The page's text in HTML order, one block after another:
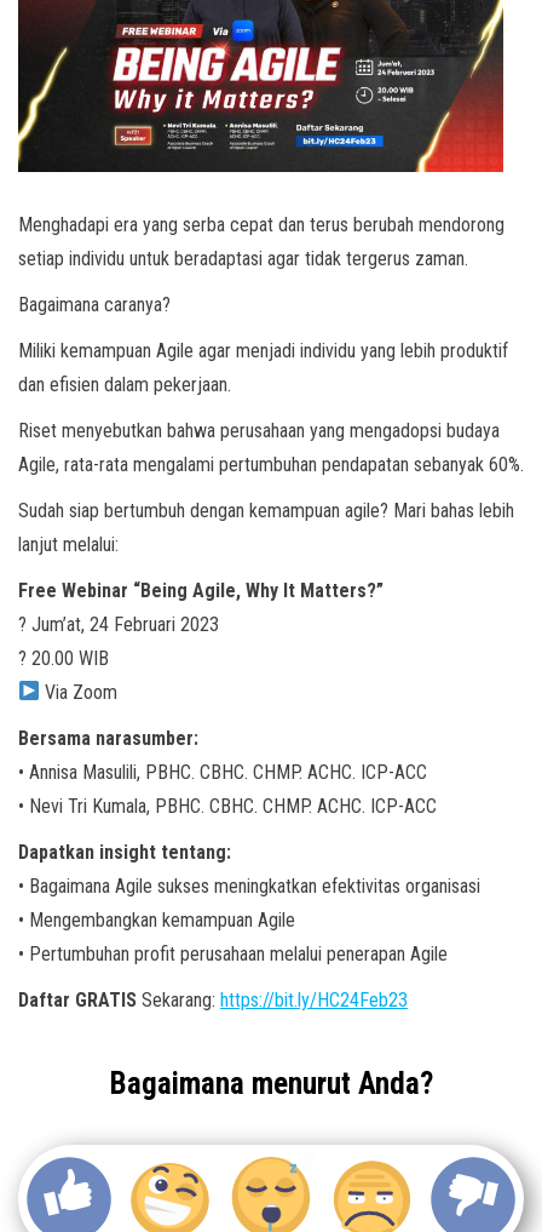
Menghadapi era yang serba cepat dan terus berubah mendorong
setiap individu untuk beradaptasi agar tidak tergerus zaman.
Bagaimana caranya?
Miliki kemampuan Agile agar menjadi individu yang lebih produktif
dan efisien dalam pekerjaan.
Riset menyebutkan bahwa perusahaan yang mengadopsi budaya
Agile, rata-rata mengalami pertumbuhan pendapatan sebanyak 60%.
Sudah siap bertumbuh dengan kemampuan agile? Mari bahas lebih
lanjut melalui:
Free Webinar “Being Agile, Why It Matters?”
? Jum’at, 24 Februari 2023
? 20.00 WIB
Via Zoom
Bersama narasumber:
• Annisa Masulili, PBHC. CBHC. CHMP. ACHC. ICP-ACC
• Nevi Tri Kumala, PBHC. CBHC. CHMP. ACHC. ICP-ACC
Dapatkan insight tentang:
• Bagaimana Agile sukses meningkatkan efektivitas organisasi
• Mengembangkan kemampuan Agile
• Pertumbuhan profit perusahaan melalui penerapan Agile
Daftar GRATIS Sekarang: https://bit.ly/HC24Feb23
Bagaimana menurut Anda?